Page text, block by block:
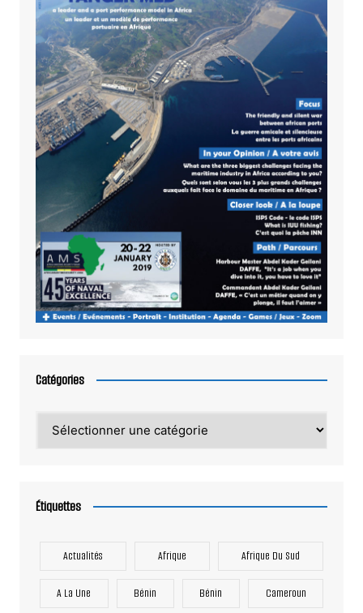
Catégories
Étiquettes
Actualités Afrique Afrique Du Sud
A La Une Bénin Bénin Cameroun